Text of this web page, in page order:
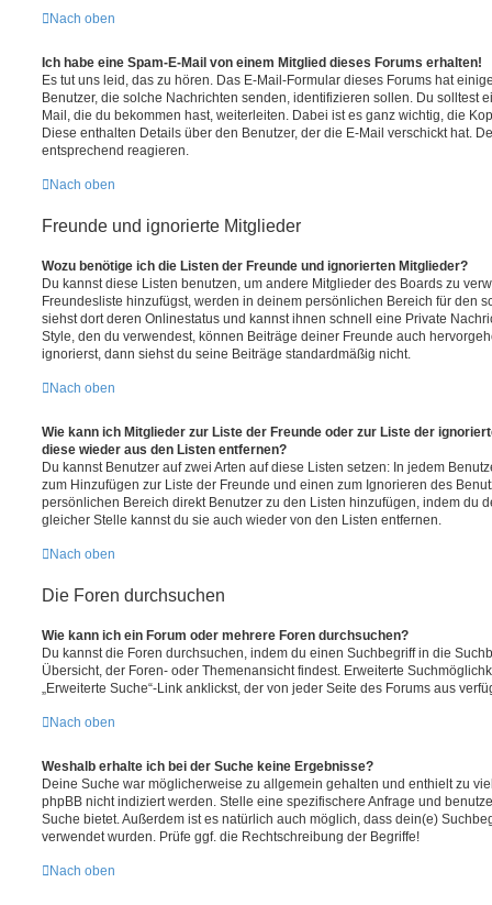
Nach oben
Ich habe eine Spam-E-Mail von einem Mitglied dieses Forums erhalten!
Es tut uns leid, das zu hören. Das E-Mail-Formular dieses Forums hat
Benutzer, die solche Nachrichten senden, identifizieren sollen. Du solltest
Mail, die du bekommen hast, weiterleiten. Dabei ist es ganz wichtig, die
Diese enthalten Details über den Benutzer, der die E-Mail verschickt hat.
entsprechend reagieren.
Nach oben
Freunde und ignorierte Mitglieder
Wozu benötige ich die Listen der Freunde und ignorierten Mitglieder?
Du kannst diese Listen benutzen, um andere Mitglieder des Boards zu
Freundesliste hinzufügst, werden in deinem persönlichen Bereich für den
siehst dort deren Onlinestatus und kannst ihnen schnell eine Private
Style, den du verwendest, können Beiträge deiner Freunde auch
ignorierst, dann siehst du seine Beiträge standardmäßig nicht.
Nach oben
Wie kann ich Mitglieder zur Liste der Freunde oder zur Liste der
diese wieder aus den Listen entfernen?
Du kannst Benutzer auf zwei Arten auf diese Listen setzen: In jedem
zum Hinzufügen zur Liste der Freunde und einen zum Ignorieren des
persönlichen Bereich direkt Benutzer zu den Listen hinzufügen, indem du
gleicher Stelle kannst du sie auch wieder von den Listen entfernen.
Nach oben
Die Foren durchsuchen
Wie kann ich ein Forum oder mehrere Foren durchsuchen?
Du kannst die Foren durchsuchen, indem du einen Suchbegriff in die
Übersicht, der Foren- oder Themenansicht findest. Erweiterte
„Erweiterte Suche“-Link anklickst, der von jeder Seite des Forums aus
Nach oben
Weshalb erhalte ich bei der Suche keine Ergebnisse?
Deine Suche war möglicherweise zu allgemein gehalten und enthielt zu
phpBB nicht indiziert werden. Stelle eine spezifischere Anfrage und
Suche bietet. Außerdem ist es natürlich auch möglich, dass dein(e)
verwendet wurden. Prüfe ggf. die Rechtschreibung der Begriffe!
Nach oben